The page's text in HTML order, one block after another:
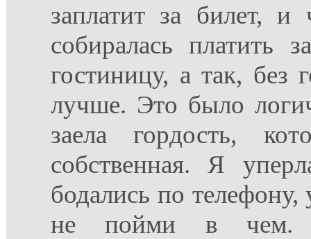
заплатит за билет,
собиралась платить
гостиницу, а так, без
лучше. Это было
заела гордость,
собственная. Я
бодались по телефону,
не пойми в чем.